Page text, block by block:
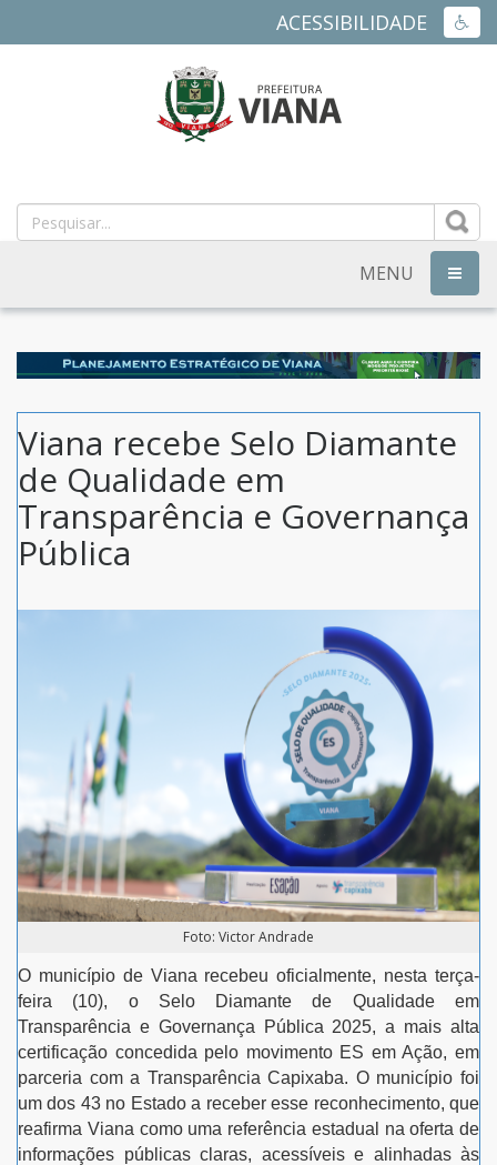
ACESSIBILIDADE
MUNICIPAL
DE
VIANA
ES
MENU
Viana recebe Selo Diamante
de Qualidade em
Transparência e Governança
Pública
Foto: Victor Andrade
O município de Viana recebeu oficialmente, nesta terça-
feira (10), o Selo Diamante de Qualidade em
Transparência e Governança Pública 2025, a mais alta
certificação concedida pelo movimento ES em Ação, em
parceria com a Transparência Capixaba. O município foi
um dos 43 no Estado a receber esse reconhecimento, que
reafirma Viana como uma referência estadual na oferta de
informações públicas claras, acessíveis e alinhadas às